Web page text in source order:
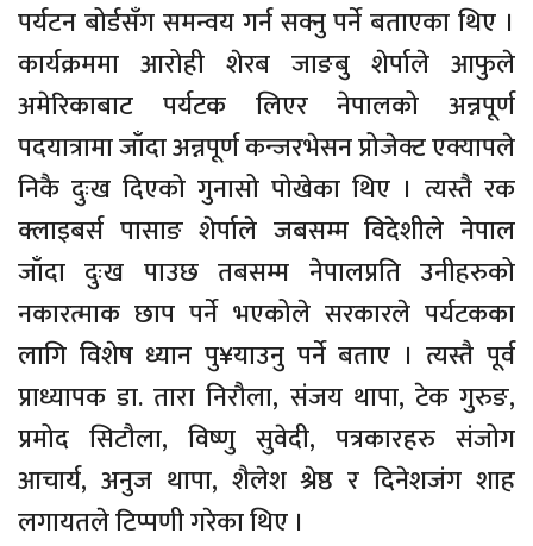
पर्यटन बोर्डसँग समन्वय गर्न सक्नु पर्ने बताएका थिए ।
कार्यक्रममा आरोही शेरब जाङबु शेर्पाले आफुले
अमेरिकाबाट पर्यटक लिएर नेपालको अन्नपूर्ण
पदयात्रामा जाँदा अन्नपूर्ण कन्जरभेसन प्रोजेक्ट एक्यापले
निकै दुःख दिएको गुनासो पोखेका थिए । त्यस्तै रक
क्लाइबर्स पासाङ शेर्पाले जबसम्म विदेशीले नेपाल
जाँदा दुःख पाउछ तबसम्म नेपालप्रति उनीहरुको
नकारत्माक छाप पर्ने भएकोले सरकारले पर्यटकका
लागि विशेष ध्यान पु¥याउनु पर्ने बताए । त्यस्तै पूर्व
प्राध्यापक डा. तारा निरौला, संजय थापा, टेक गुरुङ,
प्रमोद सिटौला, विष्णु सुवेदी, पत्रकारहरु संजोग
आचार्य, अनुज थापा, शैलेश श्रेष्ठ र दिनेशजंग शाह
लगायतले टिप्पणी गरेका थिए ।